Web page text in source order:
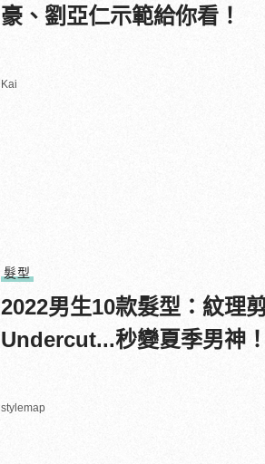
豪、劉亞仁示範給你看！
Kai
髮型
2022男生10款髮型：紋理
Undercut...秒變夏季男神！
stylemap